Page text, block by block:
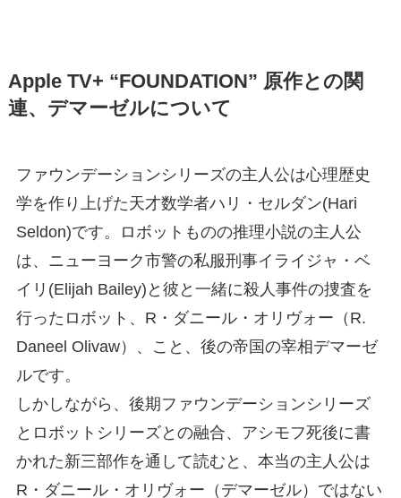
Apple TV+ “FOUNDATION” 原作との関
連、デマーゼルについて
ファウンデーションシリーズの主人公は心理歴史
学を作り上げた天才数学者ハリ・セルダン(Hari
Seldon)です。ロボットものの推理小説の主人公
は、ニューヨーク市警の私服刑事イライジャ・ベ
イリ(Elijah Bailey)と彼と一緒に殺人事件の捜査を
行ったロボット、R・ダニール・オリヴォー（R.
Daneel Olivaw）、こと、後の帝国の宰相デマーゼ
ルです。
しかしながら、後期ファウンデーションシリーズ
とロボットシリーズとの融合、アシモフ死後に書
かれた新三部作を通して読むと、本当の主人公は
R・ダニール・オリヴォー（デマーゼル）ではない